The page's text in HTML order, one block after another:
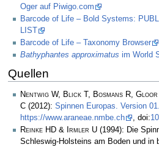
Oger auf Piwigo.com
Barcode of Life – Bold Systems:
LIST
Barcode of Life – Taxonomy Browser
Bathyphantes approximatus im World
Quellen
Nentwig W, Blick T, Bosmans R,
C (2012): Spinnen Europas. Version
https://www.araneae.nmbe.ch
, doi:
Reinke HD & Irmler U (1994): Die
Schleswig-Holsteins am Boden und in